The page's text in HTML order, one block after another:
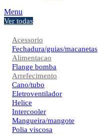
Menu
Ver todas
Acessorio
Fechadura/guias/macanetas
Alimentacao
Flange bomba
Arrefecimento
Cano/tubo
Eletroventilador
Helice
Intercooler
Mangueira/mangote
Polia viscosa